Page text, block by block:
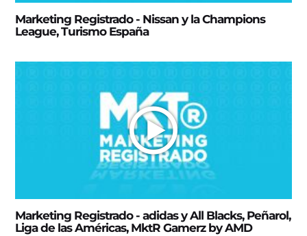
Marketing Registrado - Nissan y la Champions
League, Turismo España
Marketing Registrado - adidas y All Blacks, Peñarol,
Liga de las Américas, MktR Gamerz by AMD